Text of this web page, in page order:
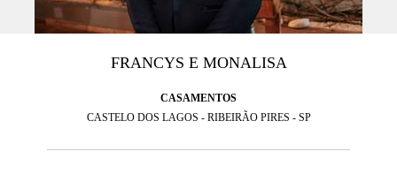
FRANCYS E MONALISA
CASAMENTOS
CASTELO DOS LAGOS - RIBEIRÃO PIRES - SP